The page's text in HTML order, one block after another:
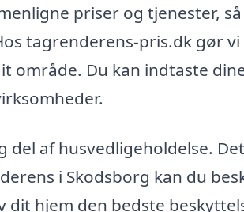
priser og tjenester,
tagrenderens-pris.dk gør
område. Du kan indtaste
af husvedligeholdelse.
i Skodsborg kan du
dit hjem den bedste